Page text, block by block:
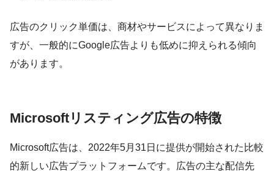
広告のクリック単価は、商材やサービスによって異なりま
すが、一般的にGoogle広告よりも低めに抑えられる傾向
があります。
Microsoftリスティング広告の特徴
Microsoft広告は、2022年5月31日に提供が開始された比較
的新しい広告プラットフォームです。広告の主な配信先